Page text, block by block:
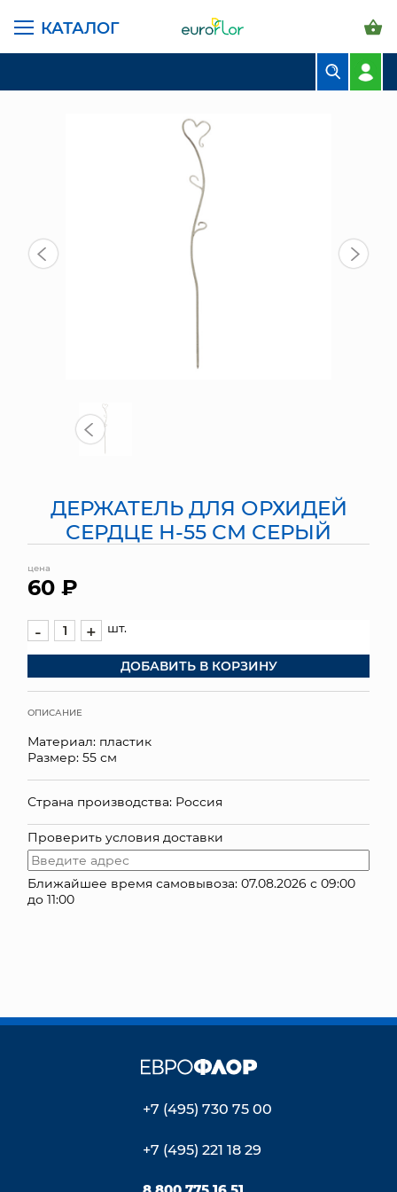
КАТАЛОГ
КОМПОЗИЦИИ
ЦВЕТЫ В ПАЧКАХ
СВАДЕБНАЯ ФЛОРИСТИКА
КОМНАТНЫЕ РАСТЕНИЯ
ГОРШКИ И КАШПО
ЯЩИКИ
СУНДУКИ
ПОДАРОЧНЫЕ КАРТЫ
ОПТОВЫМ КЛИЕНТАМ
ДОСТАВКА И ОПЛАТА
ГЛАВНАЯ СТРАНИЦА КАТАЛОГ ГРУНТЫ И УДОБРЕНИЯ
ДЕРЖАТЕЛЬ ДЛЯ ОРХИДЕЙ
СЕРДЦЕ Н-55 СМ СЕРЫЙ
цена
60 ₽
- + шт.
ДОБАВИТЬ В КОРЗИНУ
ОПИСАНИЕ
Материал: пластик
Размер: 55 см
Страна производства: Россия
Проверить условия доставки
Ближайшее время самовывоза: 07.08.2026 с 09:00
до 11:00
+7 (495) 730 75 00
+7 (495) 221 18 29